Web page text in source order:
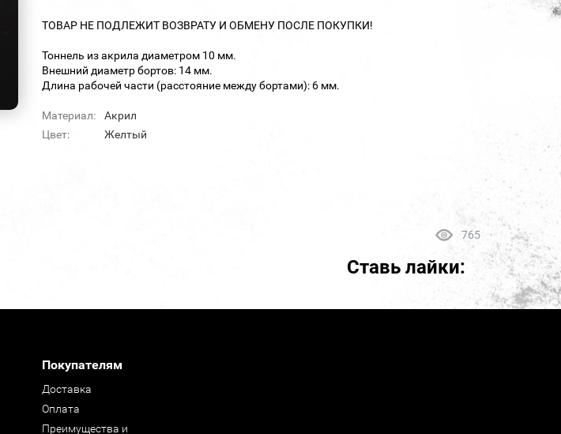
ТОВАР НЕ ПОДЛЕЖИТ ВОЗВРАТУ И ОБМЕНУ ПОСЛЕ ПОКУПКИ!
Тоннель из акрила диаметром 10 мм.
Внешний диаметр бортов: 14 мм.
Длина рабочей части (расстояние между бортами): 6 мм.
Материал:
Акрил
Цвет:
Желтый
765
Ставь лайки:
Покупателям
Доставка
Оплата
Преимущества и